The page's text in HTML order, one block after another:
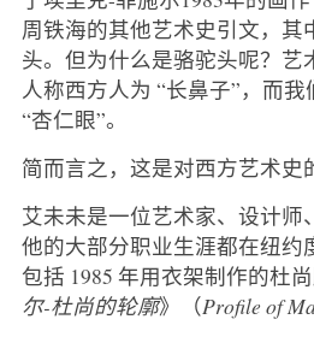
周铁海的其他艺术史引文，其
头。但为什么是骆驼头呢？艺
人称西方人为 “长鼻子”，而
“杏仁眼”。
简而言之，这是对西方艺术史
艾未未是一位艺术家、设计师
他的大部分职业生涯都在纽约
包括 1985 年用衣架制作的杜
尔-杜尚的轮廓》（Profile of